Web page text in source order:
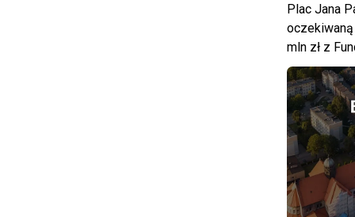
Plac Jana
oczekiwaną
mln zł z